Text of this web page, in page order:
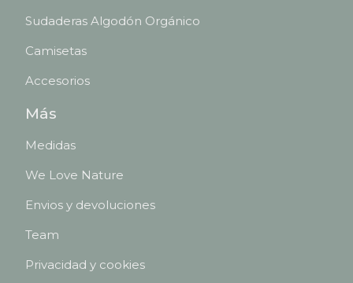
Sudaderas Algodón Orgánico
Camisetas
Accesorios
Más
Medidas
We Love Nature
Envios y devoluciones
Team
Privacidad y cookies